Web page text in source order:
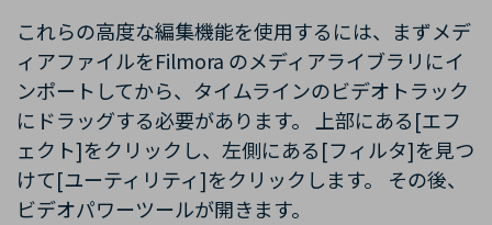
これらの高度な編集機能を使用するには、まずメデ
ィアファイルをFilmora のメディアライブラリにイ
ンポートしてから、タイムラインのビデオトラック
にドラッグする必要があります。 上部にある[エフ
ェクト]をクリックし、左側にある[フィルタ]を見つ
けて[ユーティリティ]をクリックします。 その後、
ビデオパワーツールが開きます。